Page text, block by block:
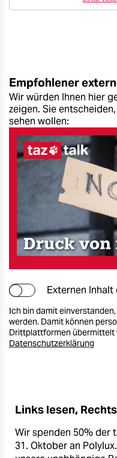
Empfohlener
Wir würden Ihnen hier
zeigen. Sie
sehen wollen:
Externen Inhalt
Ich bin damit
werden. Damit können
Drittplattformen übermittelt
Datenschutzerklärung
Links lesen,
Wir spenden 50% der
31. Oktober an